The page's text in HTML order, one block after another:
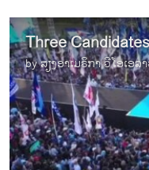
byສຽງອາເມຣິກາ ວີໂອເອລ
No media